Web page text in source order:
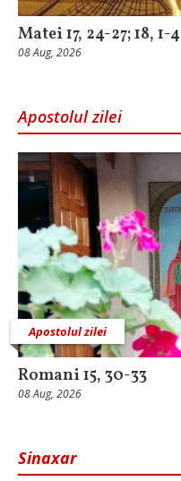
Matei 17, 24-27; 18, 1-4
08 Aug, 2026
Apostolul zilei
Apostolul zilei
Romani 15, 30-33
08 Aug, 2026
Sinaxar